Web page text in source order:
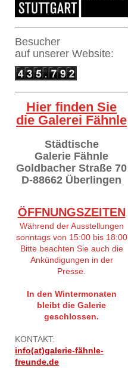
Besucher
auf unserer Website:
Hier finden Sie
die Galerei Fähnle
Städtische
Galerie Fähnle
Goldbacher Straße 70
D-88662 Überlingen
ÖFFNUNGSZEITEN
Während der Ausstellungen
sonntags von 15:00 bis 18:00
Bitte beachten Sie auch die
Ankündigungen in der
Presse.
In den Wintermonaten
bleibt die Galerie
geschlossen.
KONTAKT:
info(at)galerie-fähnle-
freunde.de